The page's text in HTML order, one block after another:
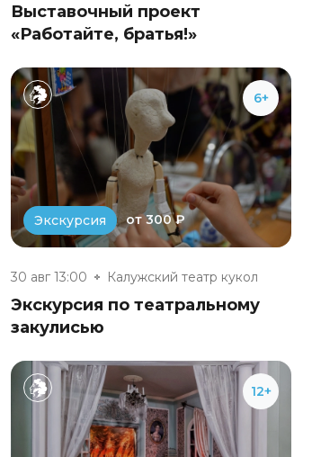
Выставочный проект
«Работайте, братья!»
6+
Экскурсия от 300 ₽
30 авг 13:00 Калужский театр кукол
Экскурсия по театральному
закулисью
12+